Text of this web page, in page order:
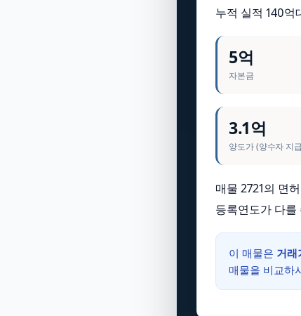
누적 실적 140억
5억
자본금
3.1억
양도가 (양수자 지
매물 2721의 면
등록연도가 다
이 매물은 거래
매물을 비교하